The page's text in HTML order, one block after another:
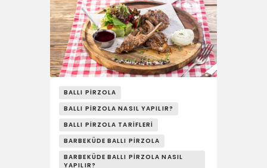
DRINK
BBQ 101
YAŞAM
SOSY’LE!
BALLI PIRZOLA
BALLI PIRZOLA NASIL YAPILIR?
BALLI PIRZOLA TARIFLERI
BARBEKÜDE BALLI PIRZOLA
BARBEKÜDE BALLI PIRZOLA NASIL
YAPILIR?